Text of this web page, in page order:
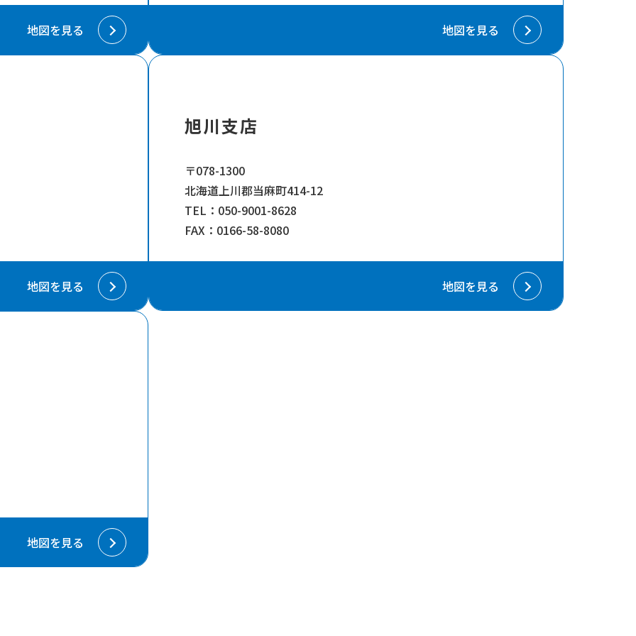
地図を見る 地図を見る
地図を見る
旭川支店
〒078-1300
北海道上川郡当麻町414-12
TEL： 050-9001-8628
FAX：0166-58-8080
地図を見る
地図を見る